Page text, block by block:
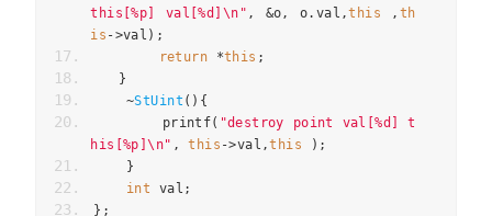
this[%p] val[%d]\n" , &o, o. val ,this , th
is ->val );
return
*this ;
}
~StUint (){
        printf
( "destroy point val[%d] t
his[%p]\n" , this ->val ,this
);
}
int val ;
};